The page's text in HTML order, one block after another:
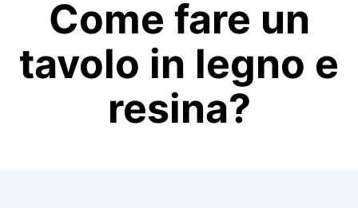
Come fare un
tavolo in legno e
resina?